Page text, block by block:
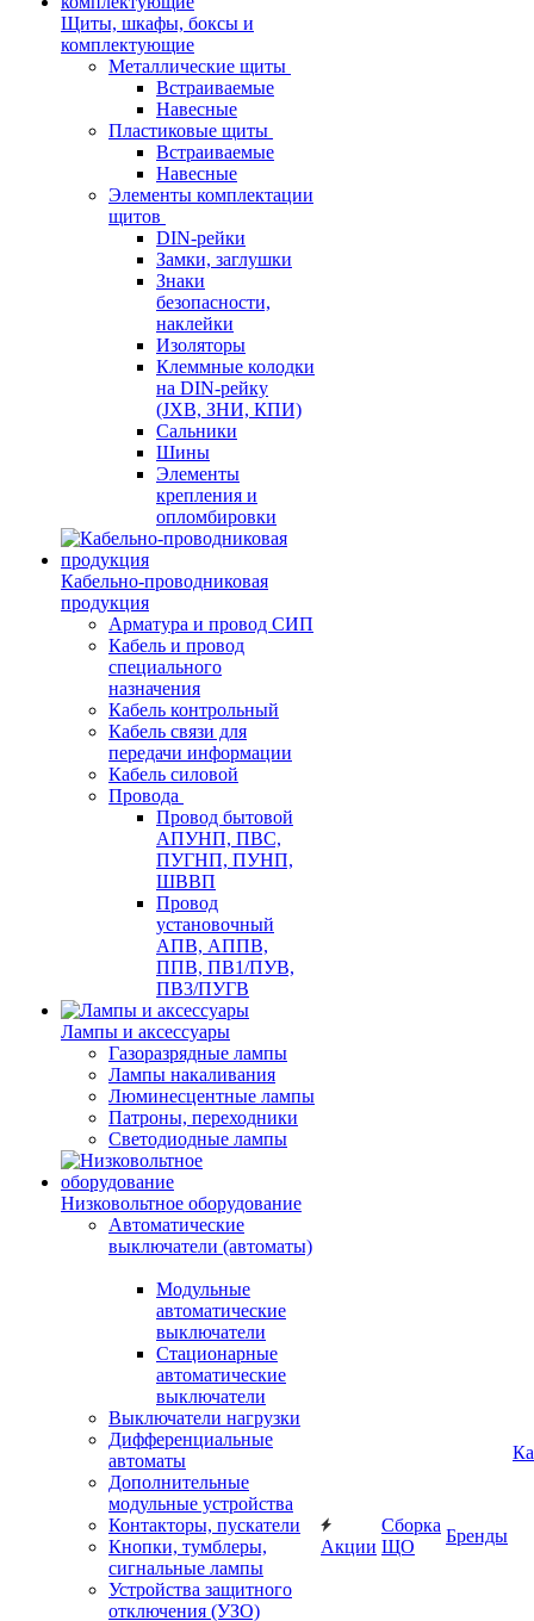
Щиты, шкафы, боксы и
комплектующие
Металлические щиты
Встраиваемые
Навесные
Пластиковые щиты
Встраиваемые
Навесные
Элементы комплектации
щитов
DIN-рейки
Замки, заглушки
Знаки
безопасности,
наклейки
Изоляторы
Клеммные колодки
на DIN-рейку
(JXB, ЗНИ, КПИ)
Сальники
Шины
Элементы
крепления и
опломбировки
Кабельно-проводниковая
продукция
Арматура и провод СИП
Кабель и провод
специального
назначения
Кабель контрольный
Кабель связи для
передачи информации
Кабель силовой
Провода
Провод бытовой
АПУНП, ПВС,
ПУГНП, ПУНП,
ШВВП
Провод
установочный
АПВ, АППВ,
ППВ, ПВ1/ПУВ,
ПВ3/ПУГВ
Лампы и аксессуары
Газоразрядные лампы
Лампы накаливания
Люминесцентные лампы
Патроны, переходники
Светодиодные лампы
Низковольтное оборудование
Автоматические
выключатели (автоматы)
Модульные
автоматические
выключатели
Стационарные
автоматические
выключатели
Выключатели нагрузки
Дифференциальные
автоматы
Дополнительные
модульные устройства
Контакторы, пускатели
Кнопки, тумблеры,
сигнальные лампы
Устройства защитного
отключения (УЗО)
Акции
Сборка
ЩО
Бренды